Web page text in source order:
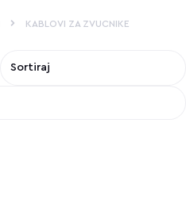
KABLOVI ZA ZVUCNIKE